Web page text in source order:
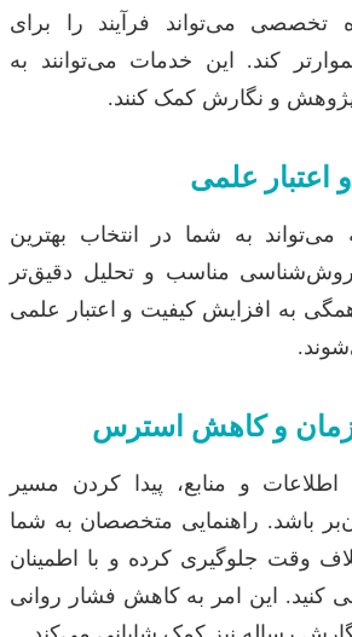
تخصصی می‌تواند فرآیند را برای
کند. این خدمات می‌توانند به
پژوهش و نگارش کمک کنند.
اعتبار علمی
می‌تواند به شما در انتخاب بهترین
مناسب و تحلیل دقیق‌تر
به افزایش کیفیت و اعتبار علمی
و کاهش استرس
و منابع، پیدا کردن مسیر
باشد. راهنمایی متخصصان به شما
وقت جلوگیری کرده و با اطمینان
کنید. این امر به کاهش فشار روانی